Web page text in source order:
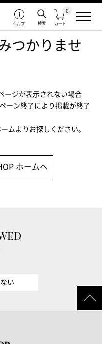
カート
0
検索
ヘルプ
つかりませ
ージが表示されない場合
ーン終了により掲載が終了
ムよりお探しください。
ホームへ
い